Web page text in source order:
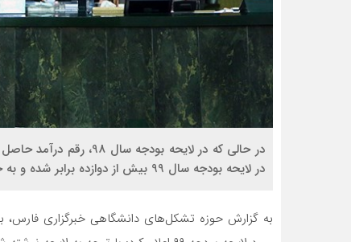
در لایحه بودجه سال 99 بیش از دوازده برابر شده و به حدود 50 هزار میلیارد تومان رسیده‌است!
به گزارش حوزه تشکل‌های دانشگاهی خبرگزاری فارس،